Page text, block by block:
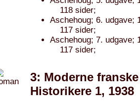
118 sider;
Aschehoug; 6. udgave;
117 sider;
Aschehoug; 7. udgave;
117 sider;
3: Moderne
Historikere 1, 1938